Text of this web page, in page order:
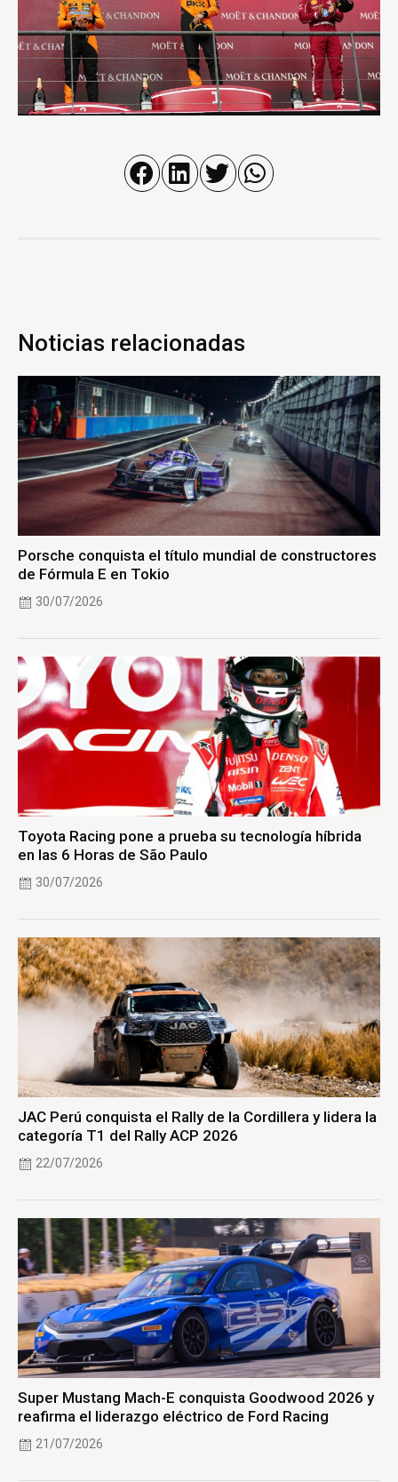
Noticias relacionadas
Porsche conquista el título mundial de constructores
de Fórmula E en Tokio
30/07/2026
Toyota Racing pone a prueba su tecnología híbrida
en las 6 Horas de São Paulo
30/07/2026
JAC Perú conquista el Rally de la Cordillera y lidera la
categoría T1 del Rally ACP 2026
22/07/2026
Super Mustang Mach-E conquista Goodwood 2026 y
reafirma el liderazgo eléctrico de Ford Racing
21/07/2026